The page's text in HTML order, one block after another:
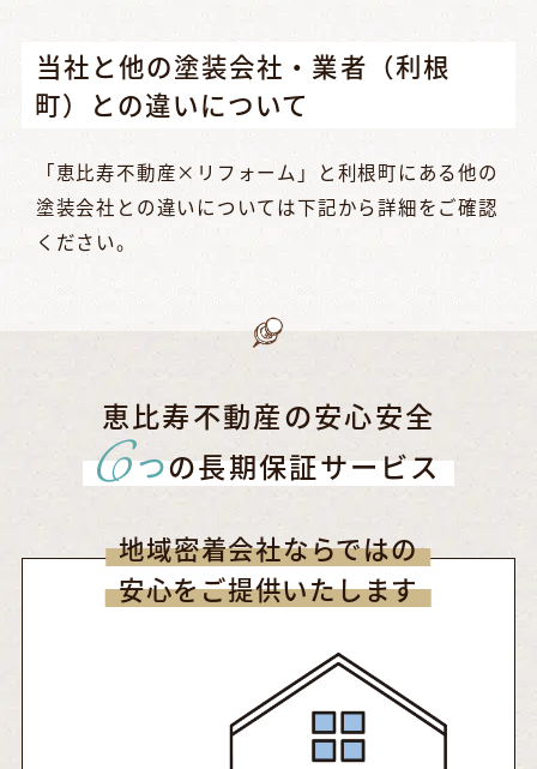
当社と他の塗装会社・業者（利根
町）との違いについて
「恵比寿不動産×リフォーム」と利根町にある他の
塗装会社との違いについては下記から詳細をご確認
ください。
恵比寿不動産の安心安全
6つの長期保証サービス
地域密着会社ならではの
安心をご提供いたします